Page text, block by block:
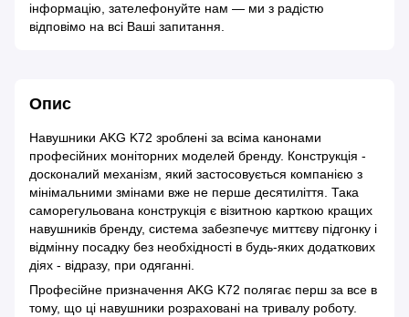
інформацію, зателефонуйте нам — ми з радістю
відповімо на всі Ваші запитання.
Опис
Навушники AKG K72 зроблені за всіма канонами
професійних моніторних моделей бренду. Конструкція -
досконалий механізм, який застосовується компанією з
мінімальними змінами вже не перше десятиліття. Така
саморегульована конструкція є візитною карткою кращих
навушників бренду, система забезпечує миттєву підгонку і
відмінну посадку без необхідності в будь-яких додаткових
діях - відразу, при одяганні.
Професійне призначення AKG K72 полягає перш за все в
тому, що ці навушники розраховані на тривалу роботу.